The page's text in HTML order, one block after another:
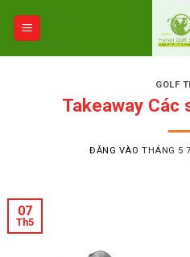
GOLF
Takeaway Các
ĐĂNG VÀO THÁNG 5
07
Th5